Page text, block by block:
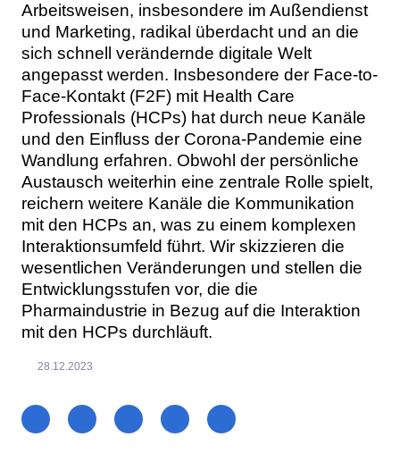
Branche
Digital Health
Personen
Aktuelle Ausgabe
Ausgabenarchiv
Abonnement
Über uns
Kontakt
Team
Werben
Arbeitsweisen, insbesondere im Außendienst
und Marketing, radikal überdacht und an die
sich schnell verändernde digitale Welt
angepasst werden. Insbesondere der Face-to-
Face-Kontakt (F2F) mit Health Care
Professionals (HCPs) hat durch neue Kanäle
und den Einfluss der Corona-Pandemie eine
Wandlung erfahren. Obwohl der persönliche
Austausch weiterhin eine zentrale Rolle spielt,
reichern weitere Kanäle die Kommunikation
mit den HCPs an, was zu einem komplexen
Interaktionsumfeld führt. Wir skizzieren die
wesentlichen Veränderungen und stellen die
Entwicklungsstufen vor, die die
Pharmaindustrie in Bezug auf die Interaktion
mit den HCPs durchläuft.
28.12.2023